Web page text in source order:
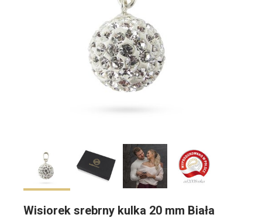
Wisiorek srebrny kulka 20 mm Biała